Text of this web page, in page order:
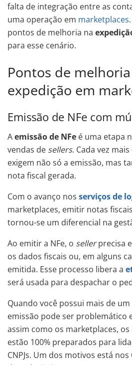
falta de integração entre as
uma operação em marketplaces
pontos de melhoria na
para esse cenário.
Pontos de
expedição em
Emissão de NFe com
Aemissão de NFe é uma etapa
vendas de sellers. Cada vez
exigem não só a emissão, mas
nota fiscal gerada.
Com o avanço nos serviços de
marketplaces, emitir notas
tornou-se um diferencial na
Ao emitir a NFe, o sellerprecisa
os dados fiscais ou, em alguns
emitida. Esse processo libera a
será usada para despachar o
Quando você possui mais de um
emissão pode ser problemático
assim como os marketplaces, os
estão 100% preparados para
CNPJs. Um dos motivos está